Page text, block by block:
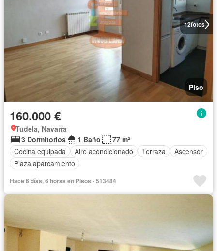
12fotos
Piso
160.000 €
Tudela, Navarra
3 Dormitorios
1 Baño
77 m²
Cocina equipada
Aire acondicionado Terraza
Ascensor
Plaza aparcamiento
Hace 6 días, 6 horas en Pisos - 513484